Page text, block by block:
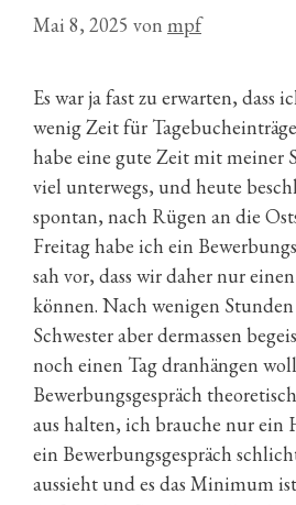
Mai 8, 2025 von mpf
Es war ja fast zu erwarten, dass
wenig Zeit für
habe eine gute Zeit mit meiner
viel unterwegs, und heute
spontan, nach Rügen an die
Freitag habe ich ein
sah vor, dass wir daher nur
können. Nach wenigen
Schwester aber dermassen
noch einen Tag dranhängen
Bewerbungsgespräch
aus halten, ich brauche nur ein
ein Bewerbungsgespräch
aussieht und es das Minimum